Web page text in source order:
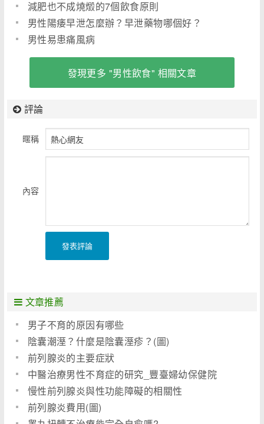
減肥也不成燒燬的7個飲食原則
男性陽痿早泄怎麼辦？早泄藥物哪個好？
男性易患痛風病
發現更多 "男性飲食" 相關文章
評論
暱稱
內容
發表評論
文章推薦
男子不育的原因有哪些
陰囊潮溼？什麼是陰囊溼疹？(圖)
前列腺炎的主要症狀
中醫治療男性不育症的研究_豐臺婦幼保健院
慢性前列腺炎與性功能障礙的相關性
前列腺炎費用(圖)